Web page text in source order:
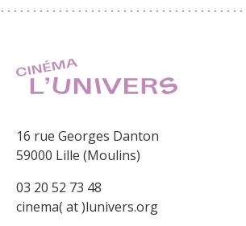
16 rue Georges Danton
59000 Lille (Moulins)
03 20 52 73 48
cinema( at )lunivers.org